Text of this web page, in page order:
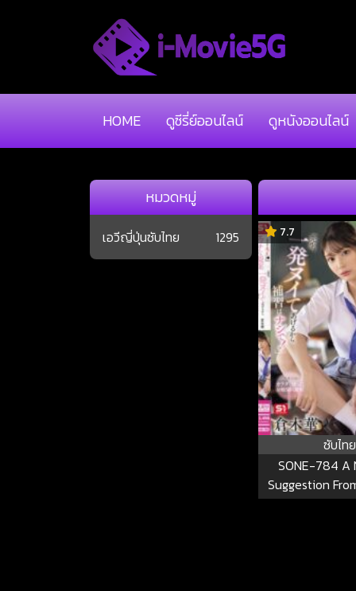
HOME ดูซีรี่ย์ออนไลน์ ดูหนังออนไลน์
หมวดหมู่
เอวีญี่ปุ่นซับไทย 1295 7.7
ซับไทย
SONE-784 A
Suggestion
Failing High